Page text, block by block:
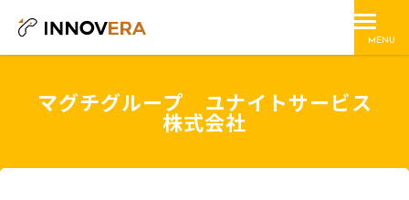
MENU
マグチグループ ユナイトサービス
株式会社